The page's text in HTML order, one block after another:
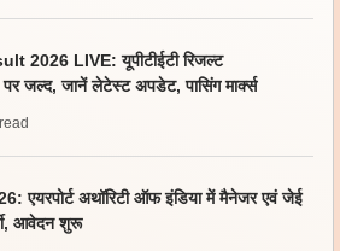
2026 LIVE: यूपीटीईटी रिजल्ट
जानें लेटेस्ट अपडेट, पासिंग मार्क्स
अथॉरिटी ऑफ इंडिया में मैनेजर एवं जेई
आवेदन शुरू